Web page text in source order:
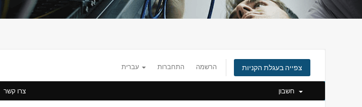
התחברות הרשמה צפייה בעגלת הקניות
צרו קשר